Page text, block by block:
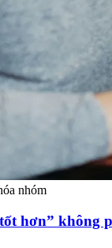
nhóm
hơn” không